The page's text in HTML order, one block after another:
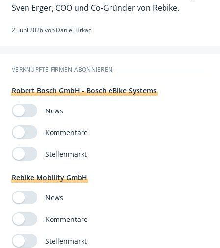
Sven Erger, COO und Co-Gründer von Rebike.
2. Juni 2026von Daniel Hrkac
VERKNÜPFTE FIRMEN ABONNIEREN
Robert Bosch GmbH - Bosch eBike Systems
News
Kommentare
Stellenmarkt
Rebike Mobility GmbH
News
Kommentare
Stellenmarkt